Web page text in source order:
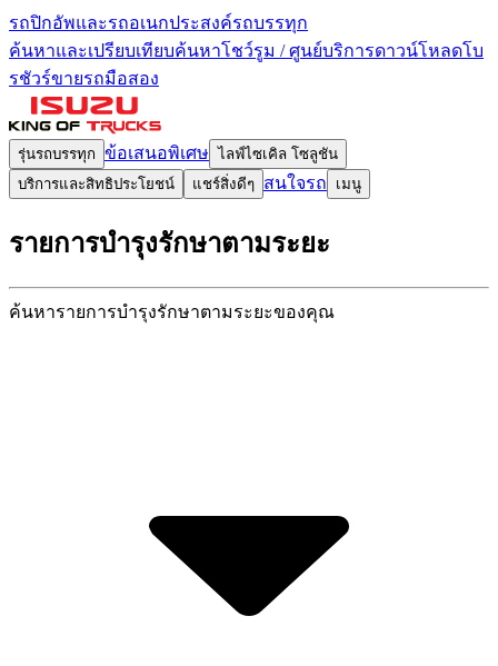
รถปิกอัพและรถอเนกประสงค์รถบรรทุก
ค้นหาและเปรียบเทียบค้นหาโชว์รูม / ศูนย์บริการดาวน์โหลดโบ
รชัวร์ขายรถมือสอง
รุ่นรถบรรทุก ข้อเสนอพิเศษ ไลฟ์ไซเคิล โซลูชัน
บริการและสิทธิประโยชน์
แชร์สิ่งดีๆ สนใจรถ เมนู
รายการบำรุงรักษาตามระยะ
ค้นหารายการบำรุงรักษาตามระยะของคุณ